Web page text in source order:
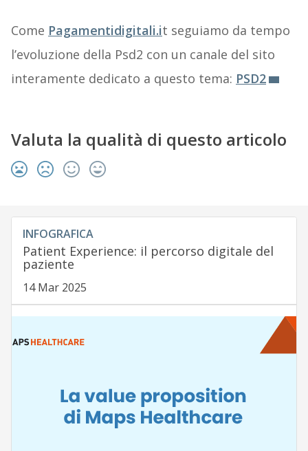
Come Pagamentidigitali.it seguiamo da tempo
l’evoluzione della Psd2 con un canale del sito
interamente dedicato a questo tema: PSD2
Valuta la qualità di questo articolo
INFOGRAFICA
Patient Experience: il percorso digitale del
paziente
14 Mar 2025